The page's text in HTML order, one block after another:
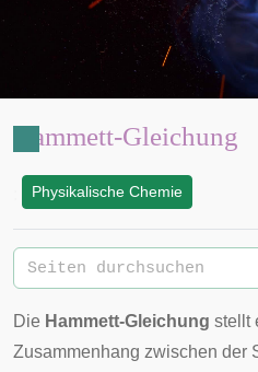
Hammett-Gleichung
Physikalische Chemie
Die Hammett-Gleichung stellt
Zusammenhang zwischen der